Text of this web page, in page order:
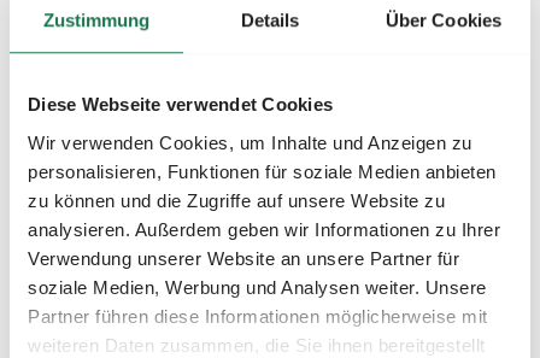
Zustimmung Details Über Cookies
Diese Webseite verwendet Cookies
Wir verwenden Cookies, um Inhalte und Anzeigen zu
personalisieren, Funktionen für soziale Medien anbieten
zu können und die Zugriffe auf unsere Website zu
analysieren. Außerdem geben wir Informationen zu Ihrer
Verwendung unserer Website an unsere Partner für
soziale Medien, Werbung und Analysen weiter. Unsere
Partner führen diese Informationen möglicherweise mit
weiteren Daten zusammen, die Sie ihnen bereitgestellt
Wir finanzieren die Anlage selbst und verdienen einzig an dem
Verkauf von günstigem Grünstrom an Ihre Mieter.
Installation
zusammen, die über jahrelange Erfahrung im PV-Bereich
verfügen.
Betrieb
Wir betreiben die Anlage, schließen Stromlieferverträge mit
Ihren Mietern und übernehmen die Abrechnung.